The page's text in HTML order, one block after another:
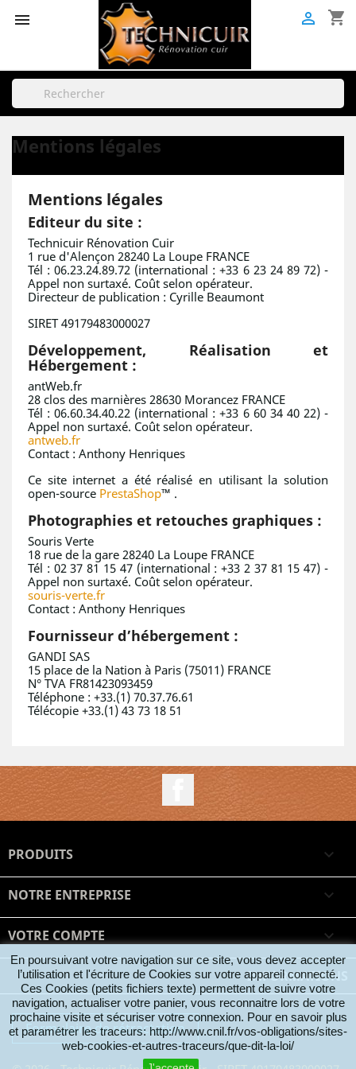
 shopping_cart

Mentions légales
Mentions légales
Editeur du site :
Technicuir Rénovation Cuir
1 rue d'Alençon 28240 La Loupe FRANCE
Tél : 06.23.24.89.72 (international : +33 6 23 24 89 72) -
Appel non surtaxé. Coût selon opérateur.
Directeur de publication : Cyrille Beaumont
SIRET 49179483000027
Développement, Réalisation et
Hébergement :
antWeb.fr
28 clos des marnières 28630 Morancez FRANCE
Tél : 06.60.34.40.22 (international : +33 6 60 34 40 22) -
Appel non surtaxé. Coût selon opérateur.
antweb.fr
Contact : Anthony Henriques
Ce site internet a été réalisé en utilisant la solution
open-source PrestaShop™ .
Photographies et retouches graphiques :
Souris Verte
18 rue de la gare 28240 La Loupe FRANCE
Tél : 02 37 81 15 47 (international : +33 2 37 81 15 47) -
Appel non surtaxé. Coût selon opérateur.
souris-verte.fr
Contact : Anthony Henriques
Fournisseur d’hébergement :
GANDI SAS
15 place de la Nation à Paris (75011) FRANCE
N° TVA FR81423093459
Téléphone : +33.(1) 70.37.76.61
Télécopie +33.(1) 43 73 18 51
Facebook
PRODUITS 
NOTRE ENTREPRISE 
VOTRE COMPTE 
INFORMATIONS
En poursuivant votre navigation sur ce site, vous devez accepter
l’utilisation et l'écriture de Cookies sur votre appareil connecté.
Ces Cookies (petits fichiers texte) permettent de suivre votre
navigation, actualiser votre panier, vous reconnaitre lors de votre
prochaine visite et sécuriser votre connexion. Pour en savoir plus
et paramétrer les traceurs: http://www.cnil.fr/vos-obligations/sites-
web-cookies-et-autres-traceurs/que-dit-la-loi/
Formulaire de rétractation